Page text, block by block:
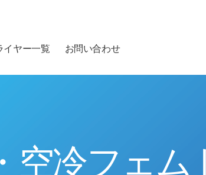
イヤー一覧 お問い合わせ
空冷フェム